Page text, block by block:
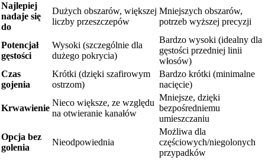
Najlepiej
nadaje się
do
Dużych obszarów, większej
liczby przeszczepów
Mniejszych obszarów,
potrzeb wyższej precyzji
Potencjał
gęstości
Wysoki (szczególnie dla
dużego pokrycia)
Bardzo wysoki (idealny dla
gęstości przedniej linii
włosów)
Czas
gojenia
Krótki (dzięki szafirowym
ostrzom)
Bardzo krótki (minimalne
nacięcie)
Krwawienie
Nieco większe, ze względu
na otwieranie kanałów
Mniejsze, dzięki
bezpośredniemu
umieszczaniu
Opcja bez
golenia
Nieodpowiednia
Możliwa dla
częściowych/niegolonych
przypadków